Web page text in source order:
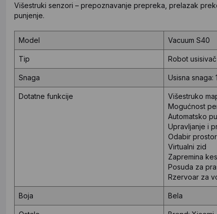
Višestruki senzori – prepoznavanje prepreka, prelazak
punjenje.
Model Vacuum S40
Tip Robot usisivač
Snaga Usisna snaga:
Dotatne funkcije
Višestruko
Mogućnost
Automatsko
Upravljanje i
Odabir
Virtualni zid
Zapremina
Posuda za
Rzervoar za
Boja Bela